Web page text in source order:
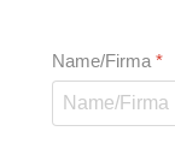
Name/Firma *